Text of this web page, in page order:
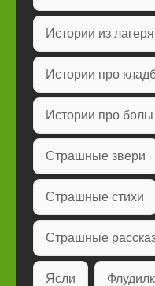
Истории из лагеря
Истории про
Истории про
Страшные звери
Страшные стихи
Страшные
Ясли